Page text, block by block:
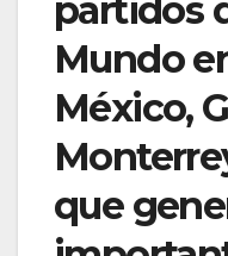
partidos
Mundo
México,
que